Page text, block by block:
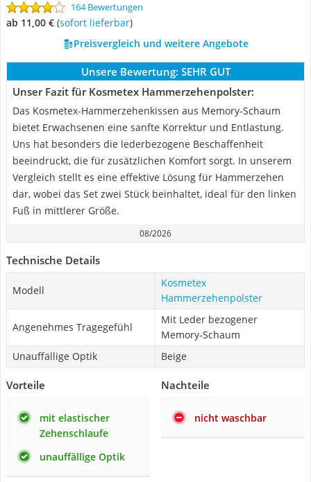
164 Bewertungen
ab 11,00 € ( Sofort lieferbar)
Preisvergleich und weitere Angebote
Unsere Bewertung: SEHR GUT
Unser Fazit für Kosmetex Hammerzehenpolster:
Das Kosmetex-Hammerzehenkissen aus Memory-Schaum
bietet Erwachsenen eine sanfte Korrektur und Entlastung.
Uns hat besonders die lederbezogene Beschaffenheit
beeindruckt, die für zusätzlichen Komfort sorgt. In unserem
Vergleich stellt es eine effektive Lösung für Hammerzehen
dar, wobei das Set zwei Stück beinhaltet, ideal für den linken
Fuß in mittlerer Größe.
08/2026
Technische Details
Modell
Kosmetex
Hammerzehenpolster
Angenehmes Tragegefühl
Mit Leder bezogener
Memory-Schaum
Unauffällige Optik
Beige
Vorteile
mit elastischer
Zehenschlaufe
unauffällige Optik
Nachteile
nicht waschbar